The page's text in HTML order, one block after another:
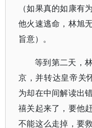
（如果真的如康有
他火速逃命，林旭
旨意）。
等到第二天，
京，并转达皇帝关
为却在中间解读出
禧关起来了，要他
不能这么走掉，要